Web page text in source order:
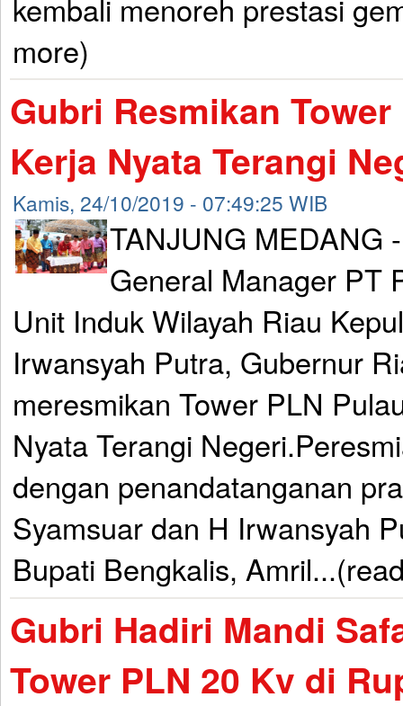
kembali menoreh prestasi
more)
Gubri Resmikan
Kerja Nyata Terangi
Kamis, 24/10/2019 - 07:49:25 WIB
TANJUNG MEDANG
General Manager PT
Unit Induk Wilayah Riau
Irwansyah Putra, Gubernur
meresmikan Tower PLN
Nyata Terangi
dengan penandatanganan
Syamsuar dan H Irwansyah
Bupati Bengkalis,
Gubri Hadiri Mandi
Tower PLN 20 Kv di